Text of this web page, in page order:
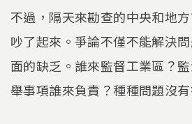
不過，隔天來勘查的中央和地
吵了起來。爭論不僅不能解決
面的缺乏。誰來監督工業區？
舉事項誰來負責？種種問題沒有